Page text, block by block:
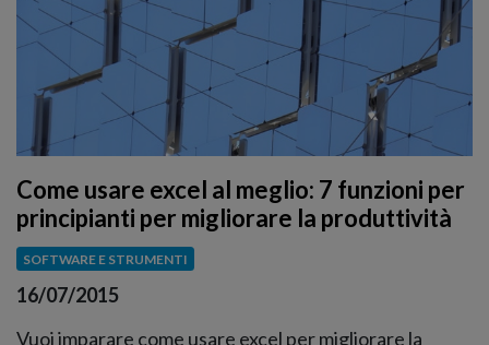
Come usare excel al meglio: 7 funzioni per
principianti per migliorare la produttività
SOFTWARE E STRUMENTI
16/07/2015
Vuoi imparare come usare excel per migliorare la